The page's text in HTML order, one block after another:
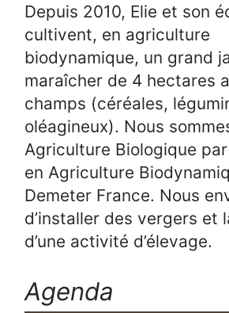
Depuis 2010, Elie et son
cultivent, en agriculture
biodynamique, un grand
maraîcher de 4 hectares
champs (céréales,
oléagineux). Nous
Agriculture Biologique
en Agriculture
Demeter France. Nous
d’installer des vergers et
d’une activité d’élevage.
Agenda